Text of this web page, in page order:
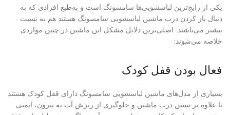
یکی از رایج‌ترین لباسشویی‌ها سامسونگ است و به‌طبع افرادی که به
دنبال باز کردن درب ماشین لباسشویی سامسونگ هستند هم به نسبت
بیشتر می‌باشند. اصلی‌ترین دلایل مشکل این ماشین در چنین مواردی
خلاصه می‌شوند:
فعال بودن قفل کودک
بسیاری از مدل‌های ماشین لباسشویی سامسونگ دارای قفل کودک هستند
تا علاوه بر بستن درب ماشین و جلوگیری از ریزش آب به بیرون، ایمنی